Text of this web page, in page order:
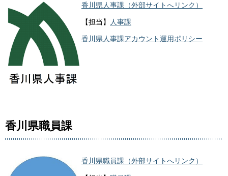
香川県人事課（外部サイトへリンク）
【担当】 人事課
香川県人事課アカウント運用ポリシー
香川県職員課
香川県職員課（外部サイトへリンク）